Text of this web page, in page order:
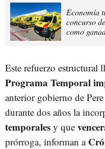
Economía
concurso
como
Este refuerzo estructural
Programa Temporal
anterior gobierno de
durante dos años la
temporales y que
prórroga, informan a